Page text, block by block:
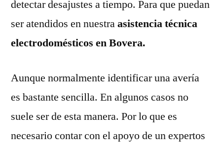
detectar desajustes a tiempo. Para que puedan
ser atendidos en nuestraasistencia técnica
electrodomésticos en Bovera.
Aunque normalmente identificar una avería
es bastante sencilla. En algunos casos no
suele ser de esta manera. Por lo que es
necesario contar con el apoyo de un expertos